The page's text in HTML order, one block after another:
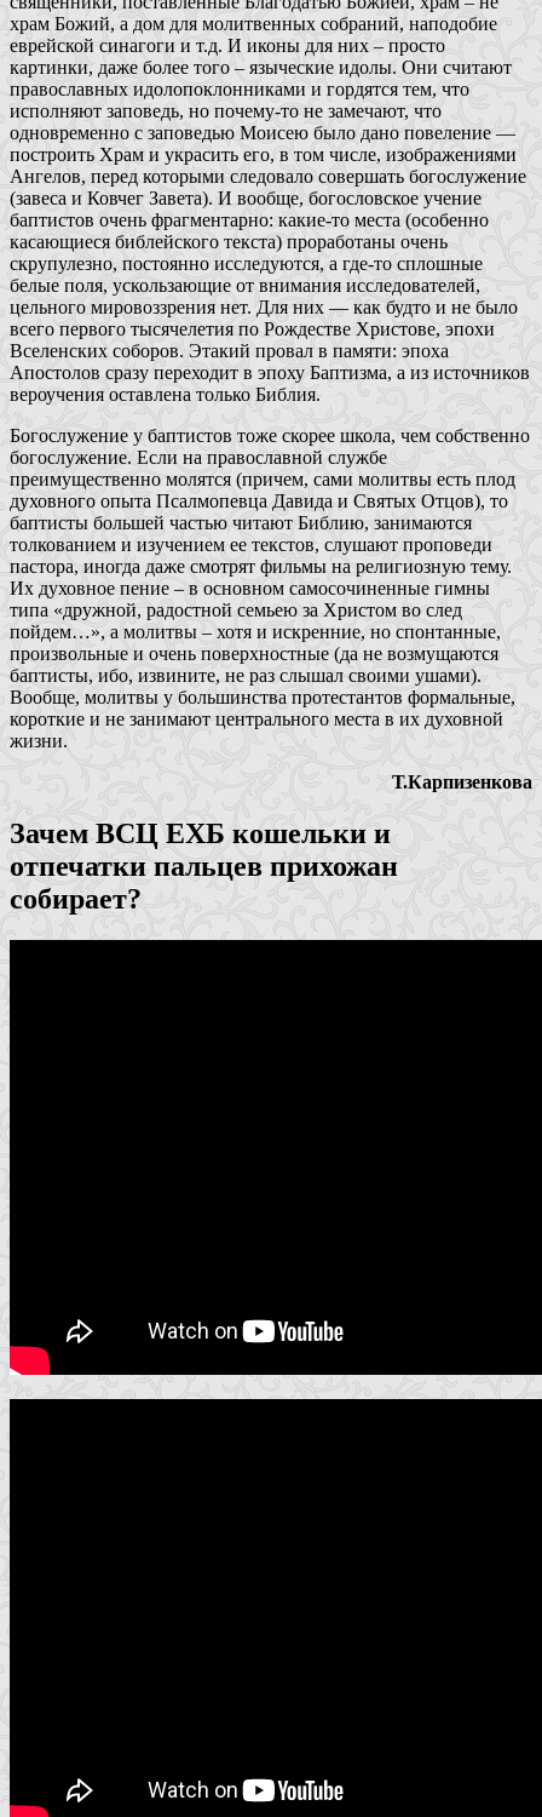
храм Божий, а дом для молитвенных собраний, наподобие
еврейской синагоги и т.д. И иконы для них – просто
картинки, даже более того – языческие идолы. Они считают
православных идолопоклонниками и гордятся тем, что
исполняют заповедь, но почему-то не замечают, что
одновременно с заповедью Моисею было дано повеление —
построить Храм и украсить его, в том числе, изображениями
Ангелов, перед которыми следовало совершать богослужение
(завеса и Ковчег Завета). И вообще, богословское учение
баптистов очень фрагментарно: какие-то места (особенно
касающиеся библейского текста) проработаны очень
скрупулезно, постоянно исследуются, а где-то сплошные
белые поля, ускользающие от внимания исследователей,
цельного мировоззрения нет. Для них — как будто и не было
всего первого тысячелетия по Рождестве Христове, эпохи
Вселенских соборов. Этакий провал в памяти: эпоха
Апостолов сразу переходит в эпоху Баптизма, а из источников
вероучения оставлена только Библия.
Богослужение у баптистов тоже скорее школа, чем собственно
богослужение. Если на православной службе
преимущественно молятся (причем, сами молитвы есть плод
духовного опыта Псалмопевца Давида и Святых Отцов), то
баптисты большей частью читают Библию, занимаются
толкованием и изучением ее текстов, слушают проповеди
пастора, иногда даже смотрят фильмы на религиозную тему.
Их духовное пение – в основном самосочиненные гимны
типа «дружной, радостной семьею за Христом во след
пойдем…», а молитвы – хотя и искренние, но спонтанные,
произвольные и очень поверхностные (да не возмущаются
баптисты, ибо, извините, не раз слышал своими ушами).
Вообще, молитвы у большинства протестантов формальные,
короткие и не занимают центрального места в их духовной
жизни.
Т.Карпизенкова
Зачем ВСЦ ЕХБ кошельки и
отпечатки пальцев прихожан
собирает?